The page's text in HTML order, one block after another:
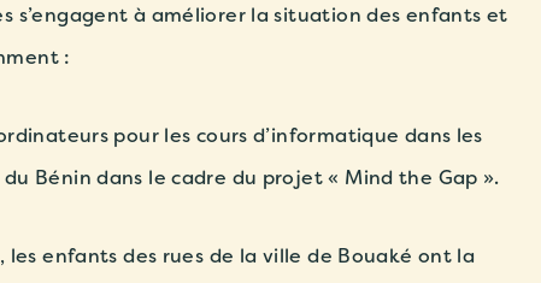
s’engagent à améliorer la situation des enfants et
:
pour les cours d’informatique dans les
Bénin dans le cadre du projet « Mind the Gap ».
les enfants des rues de la ville de Bouaké ont la